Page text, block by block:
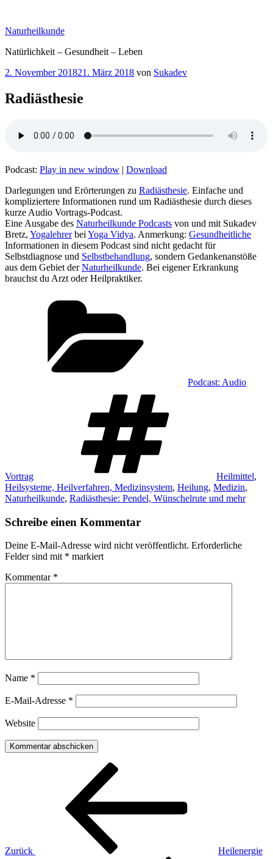
springen
Naturheilkunde
Natürlichkeit – Gesundheit – Leben
Veröffentlicht
2. November 201821. März 2018 von Sukadev
Radiästhesie
Podcast: Play in new window | Download
Darlegungen und Erörterungen zu Radiästhesie. Einfache und
kompliziertere Informationen rund um Radiästhesie durch dieses
kurze Audio Vortrags-Podcast.
Eine Ausgabe des Naturheilkunde Podcasts von und mit Sukadev
Bretz, Yogalehrerbei Yoga Vidya. Anmerkung: Gesundheitliche
Informationen in diesem Podcast sind nicht gedacht für
Selbstdiagnose und Selbstbehandlung, sondern Gedankenanstöße
aus dem Gebiet derNaturheilkunde. Bei eigener Erkrankung
brauchst du Arzt oder Heilpraktiker.
Podcast: Audio
Vortrag Heilmittel,
Heilsysteme, Heilverfahren, Medizinsystem, Heilung, Medizin,
Naturheilkunde, Radiästhesie: Pendel, Wünschelrute und mehr
Schreibe einen Kommentar
Deine E-Mail-Adresse wird nicht veröffentlicht. Erforderliche
Felder sind mit * markiert
Kommentar *
Name *
E-Mail-Adresse *
Website
Beitragsnavigation
Zurück
Heilenergie